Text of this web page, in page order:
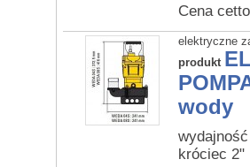
Cena
elektryczne
produkt
wody
króciec 2"